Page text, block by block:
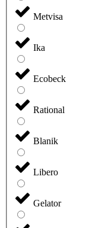
Metvisa
Ika
Ecobeck
Rational
Blanik
Libero
Gelator